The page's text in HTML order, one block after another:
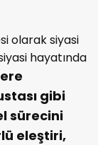
olarak siyasi
hayatında
gibi
sürecini
eleştiri,